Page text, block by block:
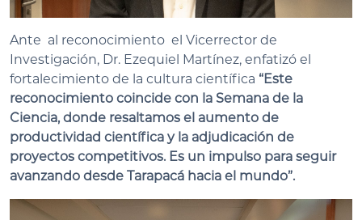
Ante al reconocimiento el Vicerrector de
Investigación, Dr. Ezequiel Martínez, enfatizó el
fortalecimiento de la cultura científica “Este
reconocimiento coincide con la Semana de la
Ciencia, donde resaltamos el aumento de
productividad científica y la adjudicación de
proyectos competitivos. Es un impulso para seguir
avanzando desde Tarapacá hacia el mundo”.